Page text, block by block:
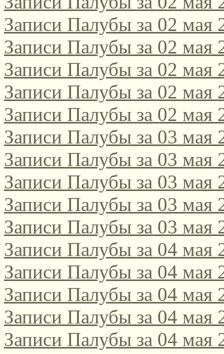
Соответствующее
[url=http://
Записи Палубы за 02 мая
Записи Палубы за 02 мая
Записи Палубы за 02 мая
Записи Палубы за 02 мая
Записи Палубы за 02 мая
Записи Палубы за 03 мая
Записи Палубы за 03 мая
Записи Палубы за 03 мая
Записи Палубы за 03 мая
Записи Палубы за 03 мая
Записи Палубы за 04 мая
Записи Палубы за 04 мая
Записи Палубы за 04 мая
Записи Палубы за 04 мая
Записи Палубы за 04 мая